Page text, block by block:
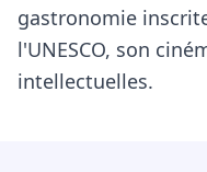
gastronomie
l'UNESCO, son
intellectuelles.